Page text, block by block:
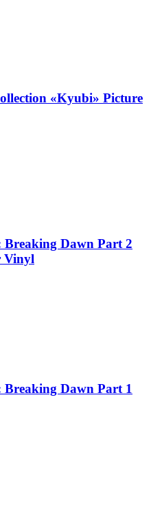
«Kyubi» Picture
Dawn Part 2
Vinyl
Dawn Part 1